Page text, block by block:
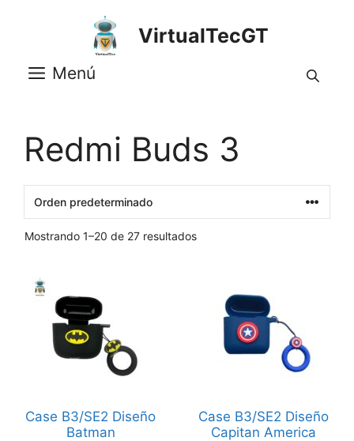
VirtualTecGT
Menú
Redmi Buds 3
Mostrando 1–20 de 27 resultados
Case B3/SE2 Diseño
Batman
Case B3/SE2 Diseño
Capitan America